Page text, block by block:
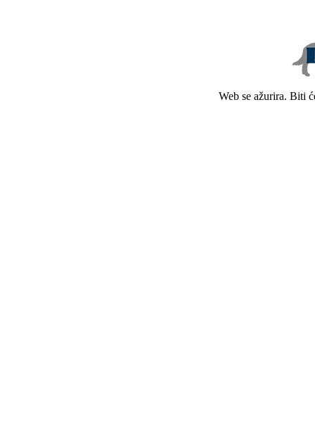
Web se ažurira. Biti